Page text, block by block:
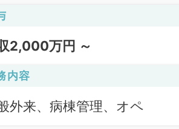
2,000万円 ～
内容
外来、病棟管理、オペ